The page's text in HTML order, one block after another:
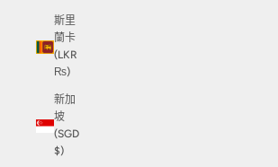
斯里
蘭卡
(LKR
₨)
新加
坡
(SGD
$)